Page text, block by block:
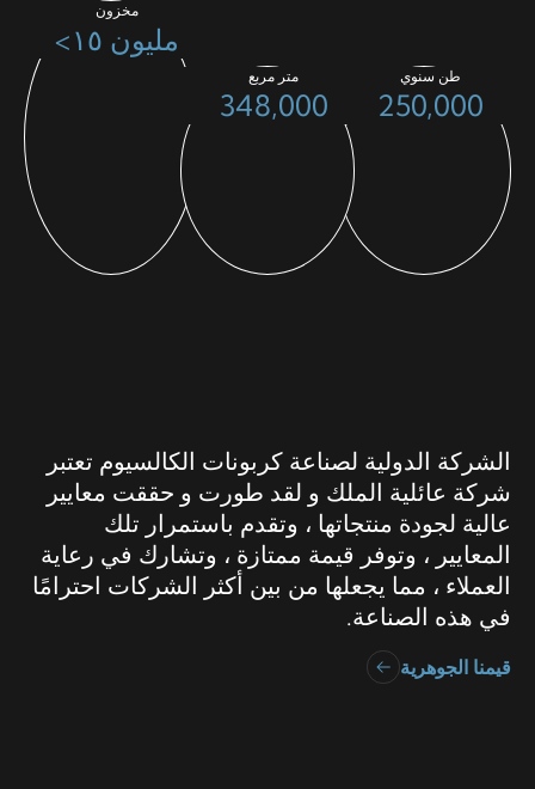
طن سنوي
250,000
متر مربع
348,000
مخزون
مليون ١٥>
الشركة الدولية لصناعة كربونات الكالسيوم تعتبر
شركة عائلية الملك و لقد طورت و حققت معايير
عالية لجودة منتجاتها ، وتقدم باستمرار تلك
المعايير ، وتوفر قيمة ممتازة ، وتشارك في رعاية
العملاء ، مما يجعلها من بين أكثر الشركات احترامًا
في هذه الصناعة.
قيمنا الجوهرية